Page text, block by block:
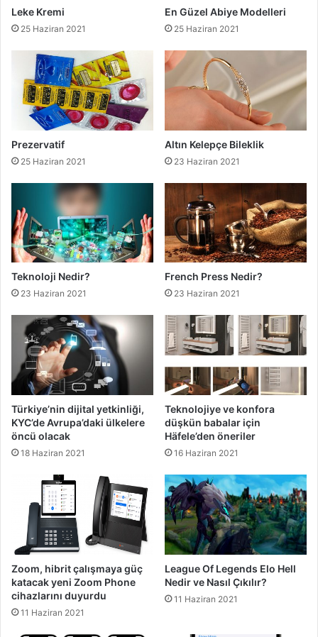
Leke Kremi
25 Haziran 2021
En Güzel Abiye Modelleri
25 Haziran 2021
Prezervatif
25 Haziran 2021
Altın Kelepçe Bileklik
23 Haziran 2021
Teknoloji Nedir?
23 Haziran 2021
French Press Nedir?
23 Haziran 2021
Türkiye’nin dijital yetkinliği,
KYC’de Avrupa’daki ülkelere
öncü olacak
18 Haziran 2021
Teknolojiye ve konfora
düşkün babalar için
Häfele’den öneriler
16 Haziran 2021
Zoom, hibrit çalışmaya güç
katacak yeni Zoom Phone
cihazlarını duyurdu
11 Haziran 2021
League Of Legends Elo Hell
Nedir ve Nasıl Çıkılır?
11 Haziran 2021